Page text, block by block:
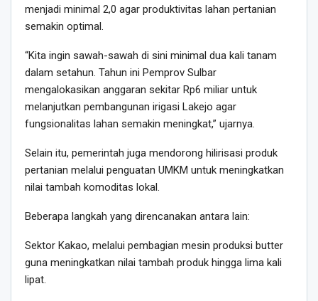
menjadi minimal 2,0 agar produktivitas lahan pertanian
semakin optimal.
“Kita ingin sawah-sawah di sini minimal dua kali tanam
dalam setahun. Tahun ini Pemprov Sulbar
mengalokasikan anggaran sekitar Rp6 miliar untuk
melanjutkan pembangunan irigasi Lakejo agar
fungsionalitas lahan semakin meningkat,” ujarnya.
Selain itu, pemerintah juga mendorong hilirisasi produk
pertanian melalui penguatan UMKM untuk meningkatkan
nilai tambah komoditas lokal.
Beberapa langkah yang direncanakan antara lain:
Sektor Kakao, melalui pembagian mesin produksi butter
guna meningkatkan nilai tambah produk hingga lima kali
lipat.